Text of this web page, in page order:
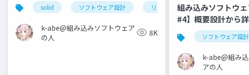
solid ソフトウェア設計 リスコフの置換原則
k-abe@組み込みソフトウェア
の人
8K
組み込みソフトウ
#4】概要設計から
ソフトウェア設計
k-abe@組み
アの人